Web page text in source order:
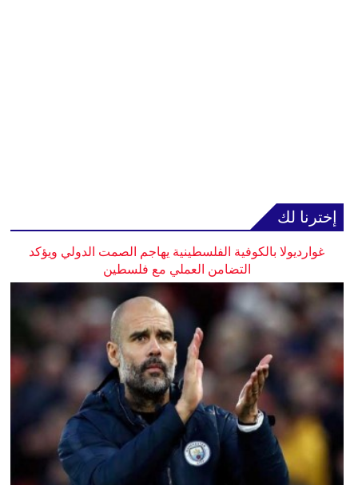
إخترنا لك
غوارديولا بالكوفية الفلسطينية يهاجم الصمت الدولي ويؤكد
التضامن العملي مع فلسطين